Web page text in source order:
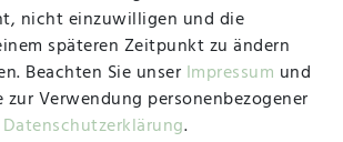
Donnerstag, Freitag
Uhr
Uhr
nicht einzuwilligen und die
späteren Zeitpunkt zu ändern
Beachten Sie unser Impressum und
Verwendung personenbezogener
Daten­schutz­erklärung.